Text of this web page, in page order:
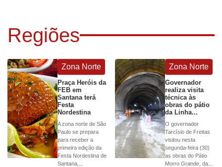
Regiões
Zona Norte
Praça Heróis da
FEB em
Santana terá
Festa
Nordestina
A zona norte de São
Paulo se prepara
para receber a
primeira edição da
Festa Nordestina de
Santana,...
Zona Norte
Governador
realiza visita
técnica às
obras do pátio
da Linha...
O governador
Tarcísio de Freitas
visitou nesta
segunda-feira (30)
as obras do Pátio
Morro Grande, da...